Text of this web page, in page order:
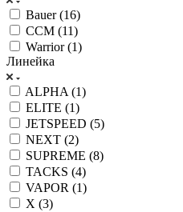
Bauer (16)
CCM (11)
Warrior (1)
Линейка
ALPHA (1)
ELITE (1)
JETSPEED (5)
NEXT (2)
SUPREME (8)
TACKS (4)
VAPOR (1)
X (3)